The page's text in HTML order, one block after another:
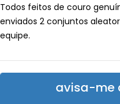
Todos feitos de couro
enviados 2 conjuntos
equipe.
avisa-me